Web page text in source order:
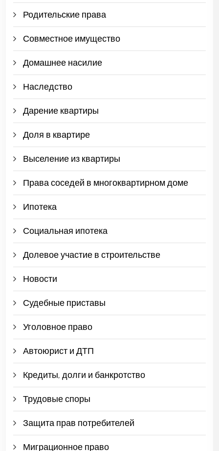
Родительские права
Совместное имущество
Домашнее насилие
Наследство
Дарение квартиры
Доля в квартире
Выселение из квартиры
Права соседей в многоквартирном доме
Ипотека
Социальная ипотека
Долевое участие в строительстве
Новости
Судебные приставы
Уголовное право
Автоюрист и ДТП
Кредиты, долги и банкротство
Трудовые споры
Защита прав потребителей
Миграционное право